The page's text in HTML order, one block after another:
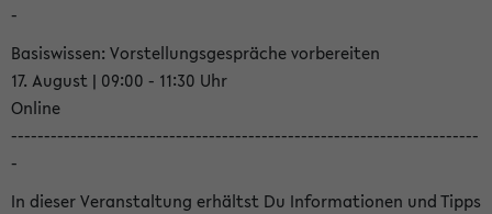
-
Basiswissen: Vorstellungsgespräche vorbereiten
17. August | 09:00 - 11:30 Uhr
Online
-----------------------------------------------------------------------
-
In dieser Veranstaltung erhältst Du Informationen und Tipps